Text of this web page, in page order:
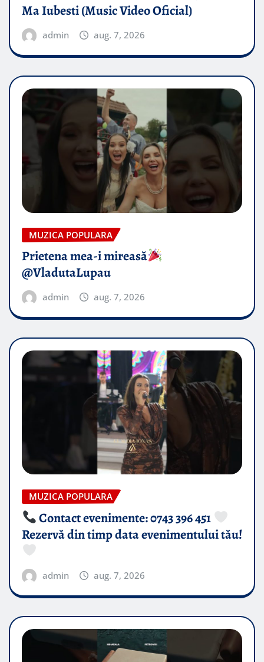
Ma Iubesti (Music Video Oficial)
admin aug. 7, 2026
MUZICA POPULARA
Prietena mea-i mireasă​
@VladutaLupau
admin aug. 7, 2026
MUZICA POPULARA
Contact evenimente: 0743 396 451
Rezervă din timp data evenimentului tău!
admin aug. 7, 2026